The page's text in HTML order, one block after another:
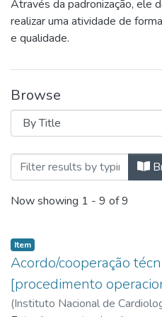
Através da padronização, ele
realizar uma atividade de
e qualidade.
Browse
Browsing
Now showing 1 - 9 of 9
Item
Acordo/cooperação
[procedimento
(Instituto Nacional de